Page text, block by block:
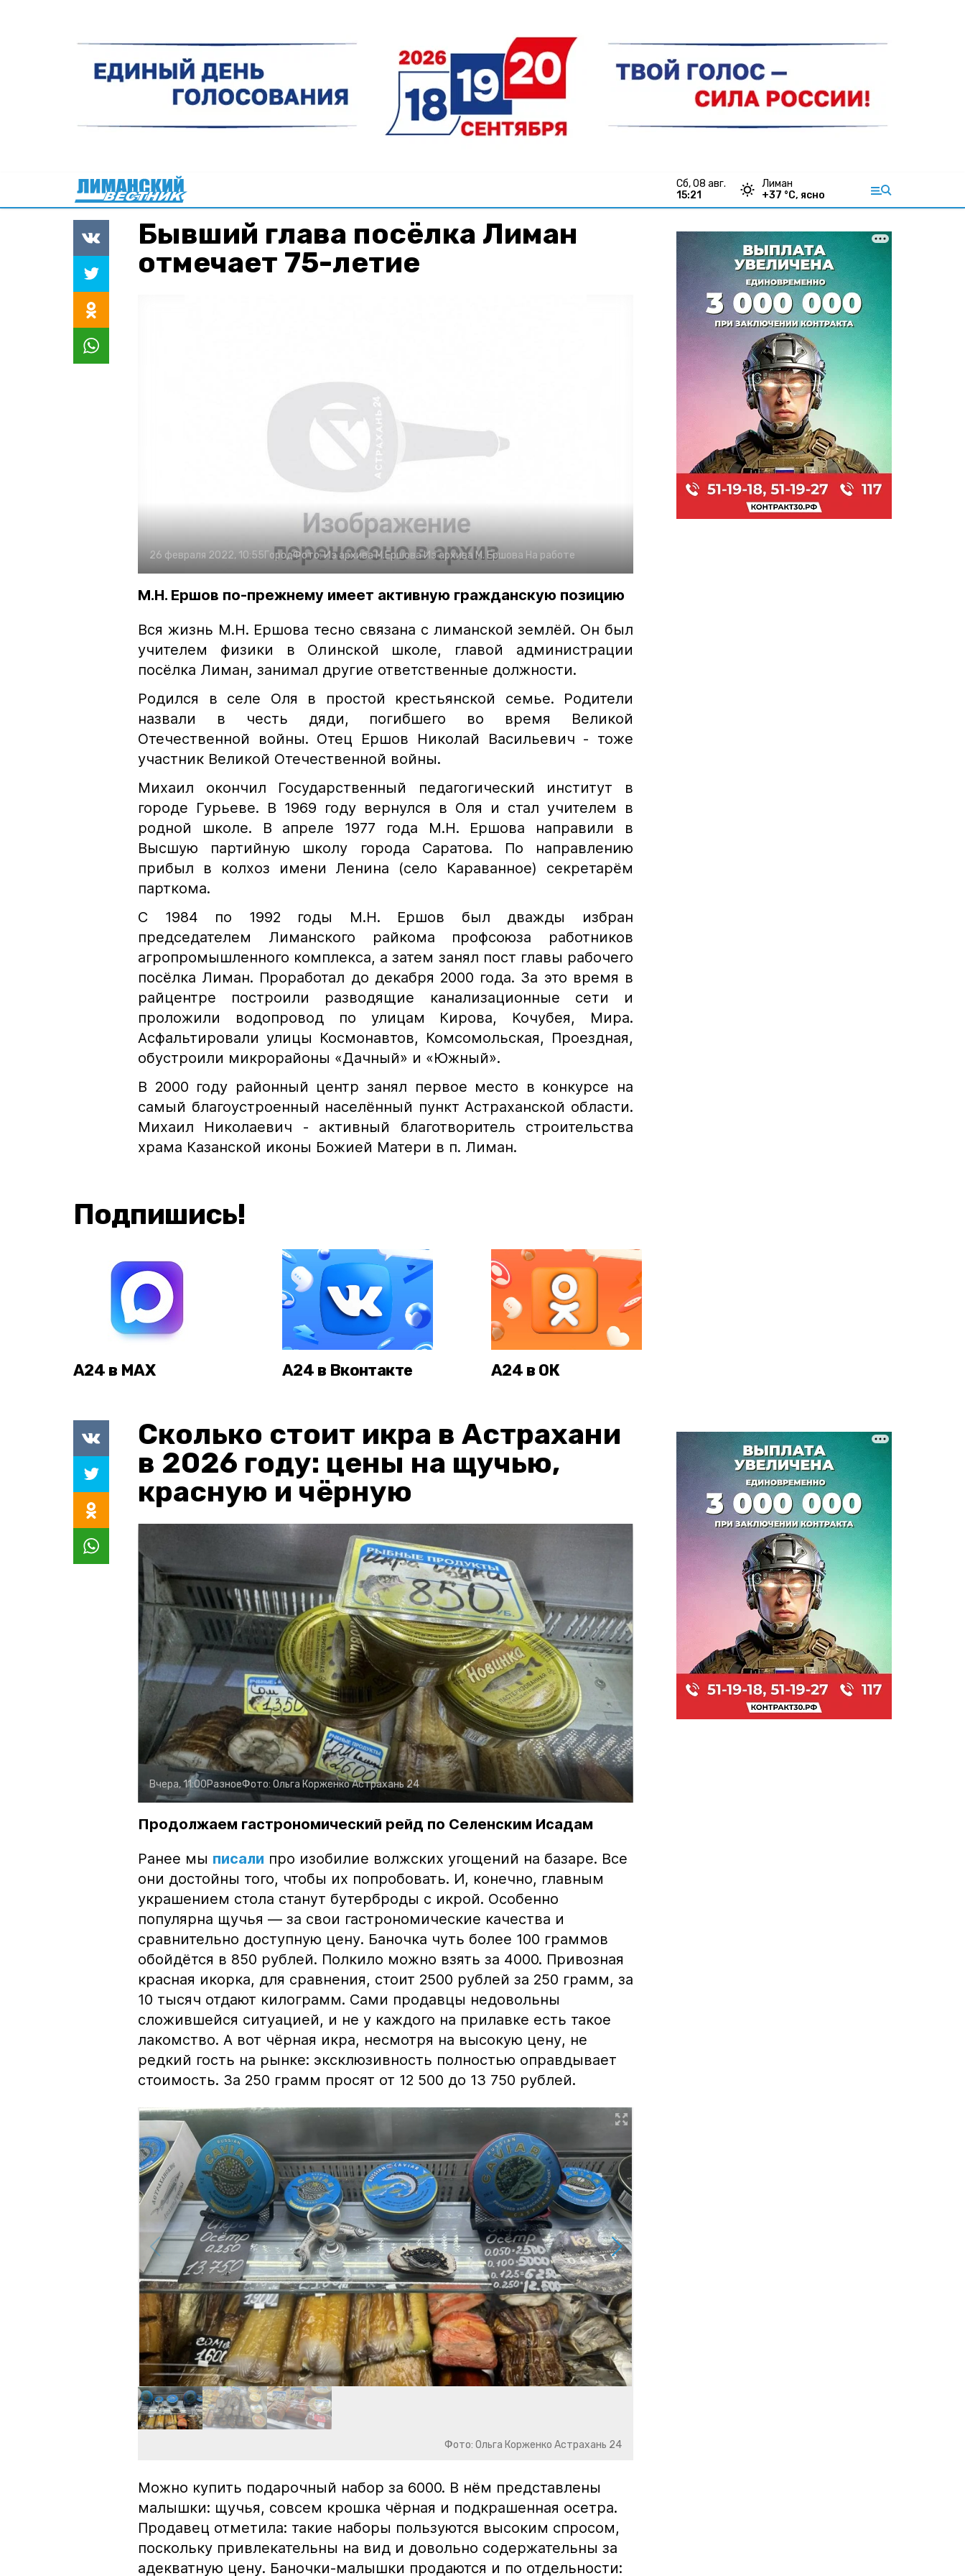
сб, 08 авг.
15:21
Лиман
+37 °С, ясно
Бывший глава посёлка Лиман
отмечает 75-летие
26 февраля 2022, 10:55ГородФото:Из архива М.ЕршоваИз архива М. Ершова На работе
М.Н. Ершов по-прежнему имеет активную гражданскую позицию
Вся жизнь М.Н. Ершова тесно связана с лиманской землёй. Он был
учителем физики в Олинской школе, главой администрации
посёлка Лиман, занимал другие ответственные должности.
Родился в селе Оля в простой крестьянской семье. Родители
назвали в честь дяди, погибшего во время Великой
Отечественной войны. Отец Ершов Николай Васильевич - тоже
участник Великой Отечественной войны.
Михаил окончил Государственный педагогический институт в
городе Гурьеве. В 1969 году вернулся в Оля и стал учителем в
родной школе. В апреле 1977 года М.Н. Ершова направили в
Высшую партийную школу города Саратова. По направлению
прибыл в колхоз имени Ленина (село Караванное) секретарём
парткома.
С 1984 по 1992 годы М.Н. Ершов был дважды избран
председателем Лиманского райкома профсоюза работников
агропромышленного комплекса, а затем занял пост главы рабочего
посёлка Лиман. Проработал до декабря 2000 года. За это время в
райцентре построили разводящие канализационные сети и
проложили водопровод по улицам Кирова, Кочубея, Мира.
Асфальтировали улицы Космонавтов, Комсомольская, Проездная,
обустроили микрорайоны «Дачный» и «Южный».
В 2000 году районный центр занял первое место в конкурсе на
самый благоустроенный населённый пункт Астраханской области.
Михаил Николаевич - активный благотворитель строительства
храма Казанской иконы Божией Матери в п. Лиман.
Подпишись!
А24 в MAX А24 в Вконтакте А24 в ОК
Сколько стоит икра в Астрахани
в 2026 году: цены на щучью,
красную и чёрную
Вчера, 11:00РазноеФото: Ольга КорженкоАстрахань 24
Продолжаем гастрономический рейд по Селенским Исадам
Ранее мы писали про изобилие волжских угощений на базаре. Все
они достойны того, чтобы их попробовать. И, конечно, главным
украшением стола станут бутерброды с икрой. Особенно
популярна щучья — за свои гастрономические качества и
сравнительно доступную цену. Баночка чуть более 100 граммов
обойдётся в 850 рублей. Полкило можно взять за 4000. Привозная
красная икорка, для сравнения, стоит 2500 рублей за 250 грамм, за
10 тысяч отдают килограмм. Сами продавцы недовольны
сложившейся ситуацией, и не у каждого на прилавке есть такое
лакомство. А вот чёрная икра, несмотря на высокую цену, не
редкий гость на рынке: эксклюзивность полностью оправдывает
стоимость. За 250 грамм просят от 12 500 до 13 750 рублей.
Фото: Ольга Корженко Астрахань 24
Можно купить подарочный набор за 6000. В нём представлены
малышки: щучья, совсем крошка чёрная и подкрашенная осетра.
Продавец отметила: такие наборы пользуются высоким спросом,
поскольку привлекательны на вид и довольно содержательны за
адекватную цену. Баночки-малышки продаются и по отдельности: